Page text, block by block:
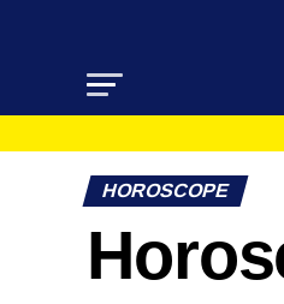
HOROSCOPE